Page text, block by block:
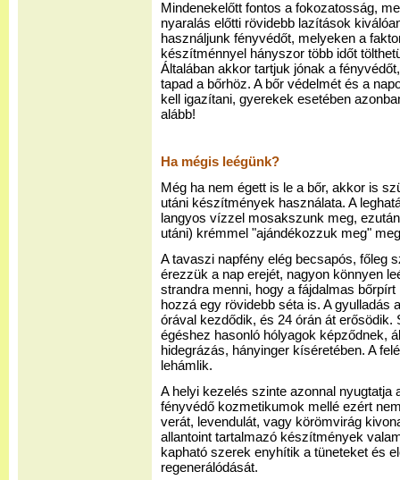
Mindenekelőtt fontos a fokozatosság,
nyaralás előtti rövidebb lazítások
használjunk fényvédőt, melyeken a
készítménnyel hányszor több időt
Általában akkor tartjuk jónak a
tapad a bőrhöz. A bőr védelmét és a
kell igazítani, gyerekek esetében
alább!
Ha mégis leégünk?
Még ha nem égett is le a bőr, akkor is
utáni készítmények használata. A
langyos vízzel mosakszunk meg,
utáni) krémmel "ajándékozzuk meg"
A tavaszi napfény elég becsapós, főleg
érezzük a nap erejét, nagyon könnyen
strandra menni, hogy a fájdalmas
hozzá egy rövidebb séta is. A gyulladás
órával kezdődik, és 24 órán át erősödik.
égéshez hasonló hólyagok képződnek,
hidegrázás, hányinger kíséretében. A
lehámlik.
A helyi kezelés szinte azonnal nyugtatja
fényvédő kozmetikumok mellé ezért
verát, levendulát, vagy körömvirág
allantoint tartalmazó készítmények
kapható szerek enyhítik a tüneteket és
regenerálódását.